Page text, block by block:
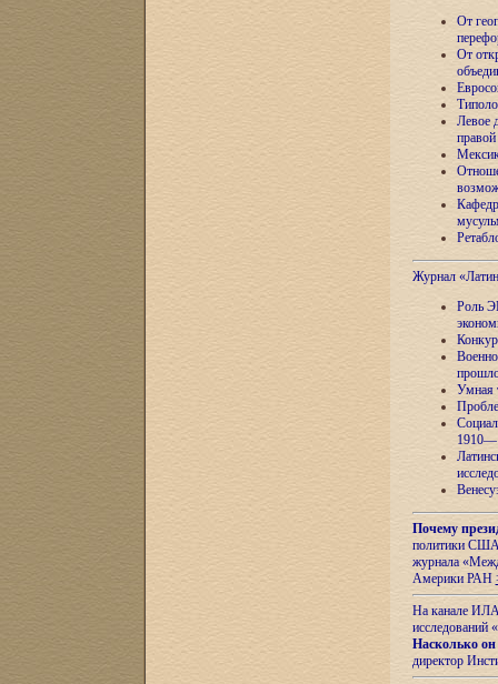
От
От
Левое
Журнал
Роль
Умная
Почему
политики США
журнала
Америки РАН
На канале ИЛА
исследований «
Насколько он
директор